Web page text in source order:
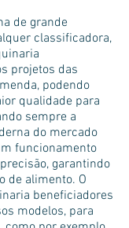
de grande
classificadora,
projetos das
podendo
qualidade para
sempre a
do mercado
funcionamento
garantindo
de alimento. O
beneficiadores
modelos, para